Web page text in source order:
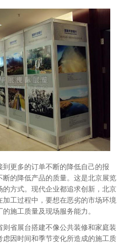
更多的订单不断的降低自己的报
的降低产品的质量。这是北京展览
方式。现代企业都追求创新，北京
工过程中，要想在恶劣的市场环境
施工质量及现场服务能力。
省展台搭建不像公共装修和家庭装
因时间和季节变化所造成的施工质